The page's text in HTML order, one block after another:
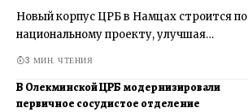
Новый корпус ЦРБ в Намцах строится по
национальному проекту, улучшая…
3 МИН. ЧТЕНИЯ
В Олекминской ЦРБ модернизировали
первичное сосудистое отделение